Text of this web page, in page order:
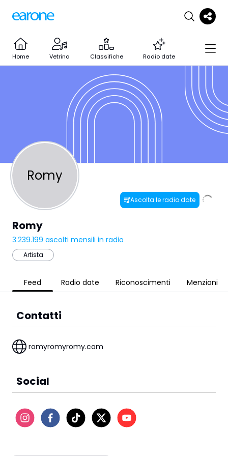
Home Vetrina Classifiche Radio date
Romy
Ascolta le radio date
Romy
3.239.199 ascolti mensili in radio
Artista
Feed Radio date Riconoscimenti Menzioni
Contatti
romyromyromy.com
Social